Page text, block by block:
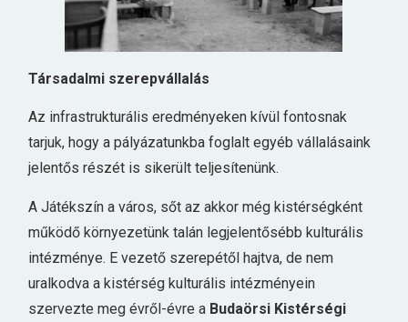
Társadalmi szerepvállalás
Az infrastrukturális eredményeken kívül fontosnak
tarjuk, hogy a pályázatunkba foglalt egyéb vállalásaink
jelentős részét is sikerült teljesítenünk.
A Játékszín a város, sőt az akkor még kistérségként
működő környezetünk talán legjelentősébb kulturális
intézménye. E vezető szerepétől hajtva, de nem
uralkodva a kistérség kulturális intézményein
szervezte meg évről-évre a Budaörsi Kistérségi